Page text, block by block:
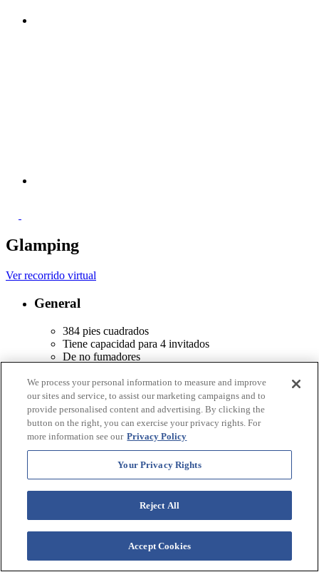
Glamping
Ver recorrido virtual
General
384 pies cuadrados
Tiene capacidad para 4 invitados
De no fumadores
2 sillas mecedoras
Baño cerrado con ducha
Parrilla de gas propano privada
Mesa de pícnic privada
Varios juegos de mesa
Ventilador de techo
We process your personal information to measure and improve
our sites and service, to assist our marketing campaigns and to
provide personalised content and advertising. By clicking the
button on the right, you can exercise your privacy rights. For
more information see our Privacy Policy
Your Privacy Rights
Reject All
Accept Cookies